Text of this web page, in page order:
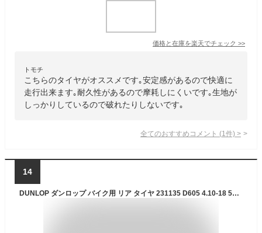
価格と在庫を楽天でチェック >>
トモチ
こちらのタイヤがオススメです｡安定感があるので快適に
走行出来ます｡耐久性があるので摩耗しにくいです｡生地が
しっかりしているので破れたりしないです｡
全てのおすすめコメント (1 件) >
14
DUNLOP ダンロップ バイク用 リア タイヤ 231135 D605 4.10-18 59P R WT